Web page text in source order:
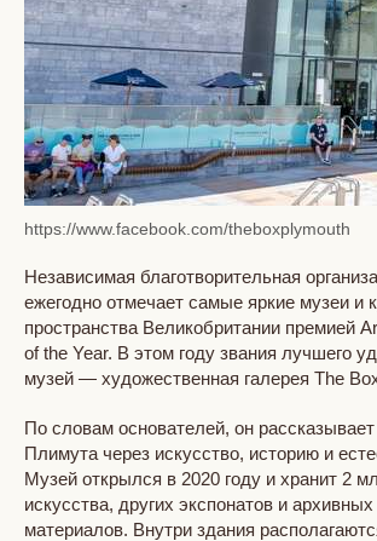
https://www.facebook.com/theboxplymouth
Независимая благотворительная
ежегодно отмечает самые яркие музеи и
пространства Великобритании премией
of the Year. В этом году звания лучшего
музей — художественная галерея The
По словам основателей, он
Плимута через искусство, историю и
Музей открылся в 2020 году и хранит 2
искусства, других экспонатов и архивных
материалов. Внутри здания